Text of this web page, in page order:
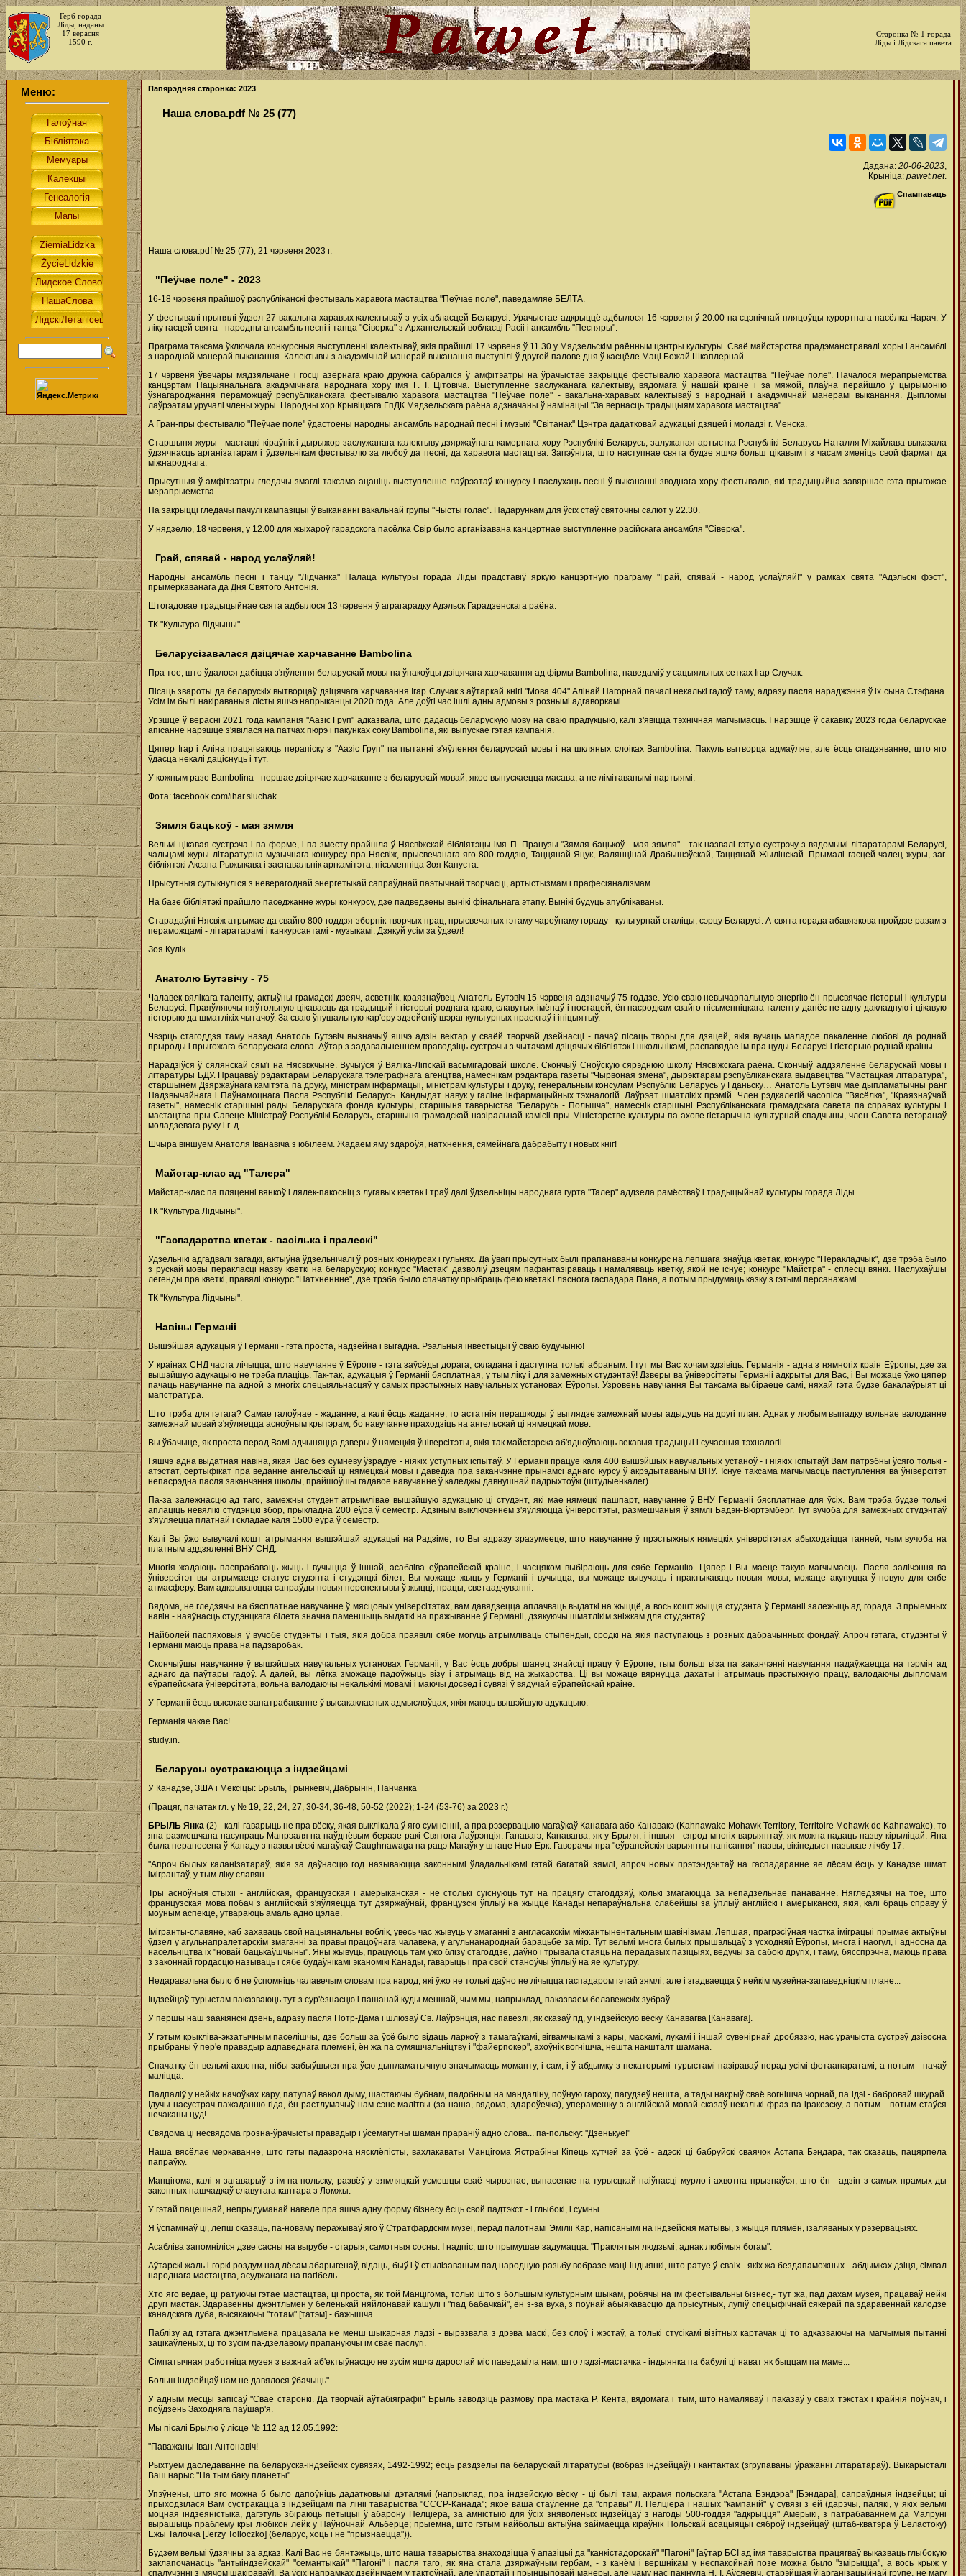
Герб горада
Ліды, наданы
17 верасня
1590 г.
Старонка № 1 горада
Ліды і Лідскага павета
Меню: Папярэдняя старонка: 2023
Наша слова.pdf № 25 (77)
Дадана: 20-06-2023,
Крыніца: pawet.net.
Спампаваць
Наша слова.pdf № 25 (77), 21 чэрвеня 2023 г.
"Пеўчае поле" - 2023
16-18 чэрвеня прайшоў рэспубліканскі фестываль харавога мастацтва "Пеўчае поле", паведамляе БЕЛТА.
У фестывалі прынялі ўдзел 27 вакальна-харавых калектываў з усіх абласцей Беларусі. Урачыстае адкрыццё адбылося 16 чэрвеня ў 20.00 на сцэнічнай пляцоўцы курортнага пасёлка Нарач. У
ліку гасцей свята - народны ансамбль песні і танца "Сіверка" з Архангельскай вобласці Расіі і ансамбль "Песняры".
Праграма таксама ўключала конкурсныя выступленні калектываў, якія прайшлі 17 чэрвеня ў 11.30 у Мядзельскім раённым цэнтры культуры. Сваё майстэрства прадэманстравалі хоры і ансамблі
з народнай манерай выканання. Калектывы з акадэмічнай манерай выканання выступілі ў другой палове дня ў касцёле Маці Божай Шкаплернай.
17 чэрвеня ўвечары мядзяльчане і госці азёрнага краю дружна сабраліся ў амфітэатры на ўрачыстае закрыццё фестывалю харавога мастацтва "Пеўчае поле". Пачалося мерапрыемства
канцэртам Нацыянальнага акадэмічнага народнага хору імя Г. І. Цітовіча. Выступленне заслужанага калектыву, вядомага ў нашай краіне і за мяжой, плаўна перайшло ў цырымонію
ўзнагароджання пераможцаў рэспубліканскага фестывалю харавога мастацтва "Пеўчае поле" - вакальна-харавых калектываў з народнай і акадэмічнай манерамі выканання. Дыпломы
лаўрэатам уручалі члены журы. Народны хор Крывіцкага ГпДК Мядзельскага раёна адзначаны ў намінацыі "За вернасць традыцыям харавога мастацтва".
А Гран-пры фестывалю "Пеўчае поле" ўдастоены народны ансамбль народнай песні і музыкі "Світанак" Цэнтра дадатковай адукацыі дзяцей і моладзі г. Менска.
Старшыня журы - мастацкі кіраўнік і дырыжор заслужанага калектыву дзяржаўнага камернага хору Рэспублікі Беларусь, залужаная артыстка Рэспублікі Беларусь Наталля Міхайлава выказала
ўдзячнасць арганізатарам і ўдзельнікам фестывалю за любоў да песні, да харавога мастацтва. Запэўніла, што наступнае свята будзе яшчэ больш цікавым і з часам зменіць свой фармат да
міжнароднага.
Прысутныя ў амфітэатры гледачы змаглі таксама ацаніць выступленне лаўрэатаў конкурсу і паслухаць песні ў выкананні зводнага хору фестывалю, які традыцыйна завяршае гэта прыгожае
мерапрыемства.
На закрыцці гледачы пачулі кампазіцыі ў выкананні вакальнай групы "Чысты голас". Падарункам для ўсіх стаў святочны салют у 22.30.
У нядзелю, 18 чэрвеня, у 12.00 для жыхароў гарадскога пасёлка Свір было арганізавана канцэртнае выступленне расійскага ансамбля "Сіверка".
Грай, спявай - народ услаўляй!
Народны ансамбль песні і танцу "Лідчанка" Палаца культуры горада Ліды прадставіў яркую канцэртную праграму "Грай, спявай - народ услаўляй!" у рамках свята "Адэльскі фэст",
прымеркаванага да Дня Святого Антонія.
Штогадовае традыцыйнае свята адбылося 13 чэрвеня ў аграгарадку Адэльск Гарадзенскага раёна.
ТК "Культура Лідчыны".
Беларусізавалася дзіцячае харчаванне Bambolina
Пра тое, што ўдалося дабіцца з'яўлення беларускай мовы на ўпакоўцы дзіцячага харчавання ад фірмы Bambolina, паведаміў у сацыяльных сетках Ігар Случак.
Пісаць звароты да беларускіх вытворцаў дзіцячага харчавання Ігар Случак з аўтаркай кнігі "Мова 404" Алінай Нагорнай пачалі некалькі гадоў таму, адразу пасля нараджэння ў іх сына Стэфана.
Усім ім былі накіраваныя лісты яшчэ напрыканцы 2020 года. Але доўгі час ішлі адны адмовы з рознымі адгаворкамі.
Урэшце ў верасні 2021 года кампанія "Аазіс Груп" адказвала, што дадасць беларускую мову на сваю прадукцыю, калі з'явіцца тэхнічная магчымасць. І нарэшце ў сакавіку 2023 года беларускае
апісанне нарэшце з'явілася на патчах пюрэ і пакунках соку Bambolina, які выпускае гэтая кампанія.
Цяпер Ігар і Аліна працягваюць перапіску з "Аазіс Груп" па пытанні з'яўлення беларускай мовы і на шкляных слоіках Bambolina. Пакуль вытворца адмаўляе, але ёсць спадзяванне, што яго
ўдасца некалі даціснуць і тут.
У кожным разе Bambolina - першае дзіцячае харчаванне з беларускай мовай, якое выпускаецца масава, а не лімітаванымі партыямі.
Фота: facebook.com/ihar.sluchak.
Зямля бацькоў - мая зямля
Вельмі цікавая сустрэча і па форме, і па зместу прайшла ў Нясвіжскай бібліятэцы імя П. Пранузы."Зямля бацькоў - мая зямля" - так назвалі гэтую сустрэчу з вядомымі літаратарамі Беларусі,
чальцамі журы літаратурна-музычнага конкурсу пра Нясвіж, прысвечанага яго 800-годдзю, Таццянай Яцук, Валянцінай Драбышэўскай, Таццянай Жылінскай. Прымалі гасцей чалец журы, заг.
бібліятэкі Аксана Рыжыкава і заснавальнік аргкамітэта, пісьменніца Зоя Капуста.
Прысутныя сутыкнуліся з неверагоднай энергетыкай сапраўднай паэтычнай творчасці, артыстызмам і прафесіяналізмам.
На базе бібліятэкі прайшло паседжанне журы конкурсу, дзе падведзены вынікі фінальнага этапу. Вынікі будуць апублікаваны.
Старадаўні Нясвіж атрымае да свайго 800-годдзя зборнік творчых прац, прысвечаных гэтаму чароўнаму гораду - культурнай сталіцы, сэрцу Беларусі. А свята горада абавязкова пройдзе разам з
пераможцамі - літаратарамі і канкурсантамі - музыкамі. Дзякуй усім за ўдзел!
Зоя Кулік.
Анатолю Бутэвічу - 75
Чалавек вялікага таленту, актыўны грамадскі дзеяч, асветнік, краязнаўвец Анатоль Бутэвіч 15 чэрвеня адзначыў 75-годдзе. Усю сваю невычарпальную энергію ён прысвячае гісторыі і культуры
Беларусі. Праяўляючы няўтольную цікавасць да традыцый і гісторыі роднага краю, славутых імёнаў і постацей, ён пасродкам свайго пісьменніцкага таленту данёс не адну дакладную і цікавую
гісторыю да шматлікіх чытачоў. За сваю ўнушальную кар'еру здзейсніў шэраг культурных праектаў і ініцыятыў.
Чвэрць стагоддзя таму назад Анатоль Бутэвіч вызначыў яшчэ адзін вектар у сваёй творчай дзейнасці - пачаў пісаць творы для дзяцей, якія вучаць маладое пакаленне любові да роднай
прыроды і прыгожага беларускага слова. Аўтар з задавальненнем праводзіць сустрэчы з чытачамі дзіцячых бібліятэк і школьнікамі, распавядае ім пра цуды Беларусі і гісторыю роднай краіны.
Нарадзіўся ў сялянскай сям'і на Нясвіжчыне. Вучыўся ў Вяліка-Ліпскай васьмігадовай школе. Скончыў Сноўскую сярэднюю школу Нясвіжскага раёна. Скончыў аддзяленне беларускай мовы і
літаратуры БДУ. Працаваў рэдактарам Беларускага тэлеграфнага агенцтва, намеснікам рэдактара газеты "Чырвоная змена", дырэктарам рэспубліканскага выдавецтва "Мастацкая літаратура",
старшынём Дзяржаўнага камітэта па друку, міністрам інфармацыі, міністрам культуры і друку, генеральным консулам Рэспублікі Беларусь у Гданьску… Анатоль Бутэвіч мае дыпламатычны ранг
Надзвычайнага і Паўнамоцнага Пасла Рэспублікі Беларусь. Кандыдат навук у галіне інфармацыйных тэхналогій. Лаўрэат шматлікіх прэмій. Член рэдкалегій часопіса "Вясёлка", "Краязнаўчай
газеты", намеснік старшыні рады Беларускага фонда культуры, старшыня таварыства "Беларусь - Польшча", намеснік старшыні Рэспубліканскага грамадскага савета па справах культуры і
мастацтва пры Савеце Міністраў Рэспублікі Беларусь, старшыня грамадскай назіральнай камісіі пры Міністэрстве культуры па ахове гістарычна-культурнай спадчыны, член Савета ветэранаў
моладзевага руху і г. д.
Шчыра віншуем Анатоля Іванавіча з юбілеем. Жадаем яму здароўя, натхнення, сямейнага дабрабыту і новых кніг!
Майстар-клас ад "Талера"
Майстар-клас па пляценні вянкоў і лялек-пакосніц з лугавых кветак і траў далі ўдзельніцы народнага гурта "Талер" аддзела рамёстваў і традыцыйнай культуры горада Ліды.
ТК "Культура Лідчыны".
"Гаспадарства кветак - васілька і пралескі"
Удзельнікі адгадвалі загадкі, актыўна ўдзельнічалі ў розных конкурсах і гульнях. Да ўвагі прысутных былі прапанаваны конкурс на лепшага знаўца кветак, конкурс "Перакладчык", дзе трэба было
з рускай мовы перакласці назву кветкі на беларускую; конкурс "Мастак" дазволіў дзецям пафантазіраваць і намаляваць кветку, якой не існуе; конкурс "Майстра" - сплесці вянкі. Паслухаўшы
легенды пра кветкі, правялі конкурс "Натхненнне", дзе трэба было спачатку прыбраць фею кветак і ляснога гаспадара Пана, а потым прыдумаць казку з гэтымі персанажамі.
ТК "Культура Лідчыны".
Навіны Германіі
Вышэйшая адукацыя ў Германіі - гэта проста, надзейна і выгадна. Рэальныя інвестыцыі ў сваю будучыню!
У краінах СНД часта лічыцца, што навучанне ў Еўропе - гэта заўсёды дорага, складана і даступна толькі абраным. І тут мы Вас хочам здзівіць. Германія - адна з нямногіх краін Еўропы, дзе за
вышэйшую адукацыю не трэба плаціць. Так-так, адукацыя ў Германіі бясплатная, у тым ліку і для замежных студэнтаў! Дзверы ва ўніверсітэты Германіі адкрыты для Вас, і Вы можаце ўжо цяпер
пачаць навучанне па адной з многіх спецыяльнасцяў у самых прэстыжных навучальных установах Еўропы. Узровень навучання Вы таксама выбіраеце самі, няхай гэта будзе бакалаўрыят ці
магістратура.
Што трэба для гэтага? Самае галоўнае - жаданне, а калі ёсць жаданне, то астатнія перашкоды ў выглядзе замежнай мовы адыдуць на другі план. Аднак у любым выпадку вольнае валоданне
замежнай мовай з'яўляецца асноўным крытэрам, бо навучанне праходзіць на ангельскай ці нямецкай мове.
Вы ўбачыце, як проста перад Вамі адчыняцца дзверы ў нямецкія ўніверсітэты, якія так майстэрска аб'ядноўваюць векавыя традыцыі і сучасныя тэхналогіі.
І яшчэ адна выдатная навіна, якая Вас без сумневу ўзрадуе - ніякіх уступных іспытаў. У Германіі працуе каля 400 вышэйшых навучальных устаноў - і ніякіх іспытаў! Вам патрэбны ўсяго толькі -
атэстат, сертыфікат пра веданне ангельскай ці нямецкай мовы і даведка пра заканчэнне прынамсі аднаго курсу ў акрэдытаваным ВНУ. Існуе таксама магчымасць паступлення ва ўніверсітэт
непасрэдна пасля заканчэння школы, прайшоўшы гадавое навучанне ў каледжы давнушнай падрыхтоўкі (штудыенкалег).
Па-за залежнасцю ад таго, замежны студэнт атрымлівае вышэйшую адукацыю ці студэнт, які мае нямецкі пашпарт, навучанне ў ВНУ Германіі бясплатнае для ўсіх. Вам трэба будзе толькі
аплаціць невялікі студэнцкі збор, прыкладна 200 еўра ў семестр. Адзіным выключэннем з'яўляюцца ўніверсітэты, размешчаныя ў зямлі Бадэн-Вюртэмберг. Тут вучоба для замежных студэнтаў
з'яўляецца платнай і складае каля 1500 еўра ў семестр.
Калі Вы ўжо вывучалі кошт атрымання вышэйшай адукацыі на Радзіме, то Вы адразу зразумееце, што навучанне ў прэстыжных нямецкіх універсітэтах абыходзіцца танней, чым вучоба на
платным аддзяленні ВНУ СНД.
Многія жадаюць паспрабаваць жыць і вучыцца ў іншай, асабліва еўрапейскай краіне, і часцяком выбіраюць для сябе Германію. Цяпер і Вы маеце такую магчымасць. Пасля залічэння ва
ўніверсітэт вы атрымаеце статус студэнта і студэнцкі білет. Вы можаце жыць у Германіі і вучыцца, вы можаце вывучаць і практыкаваць новыя мовы, можаце акунуцца ў новую для сябе
атмасферу. Вам адкрываюцца сапраўды новыя перспектывы ў жыцці, працы, светаадчуванні.
Вядома, не гледзячы на бясплатнае навучанне ў мясцовых універсітэтах, вам давядзецца аплачваць выдаткі на жыццё, а вось кошт жыцця студэнта ў Германіі залежыць ад горада. З прыемных
навін - наяўнасць студэнцкага білета значна паменшыць выдаткі на пражыванне ў Германіі, дзякуючы шматлікім зніжкам для студэнтаў.
Найболей паспяховыя ў вучобе студэнты і тыя, якія добра праявілі сябе могуць атрымліваць стыпендыі, сродкі на якія паступаюць з розных дабрачынных фондаў. Апроч гэтага, студэнты ў
Германіі маюць права на падзаробак.
Скончыўшы навучанне ў вышэйшых навучальных установах Германіі, у Вас ёсць добры шанец знайсці працу ў Еўропе, тым больш віза па заканчэнні навучання падаўжаецца на тэрмін ад
аднаго да паўтары гадоў. А далей, вы лёгка зможаце падоўжыць візу і атрымаць від на жыхарства. Ці вы можаце вярнуцца дахаты і атрымаць прэстыжную працу, валодаючы дыпломам
еўрапейскага ўніверсітэта, вольна валодаючы некалькімі мовамі і маючы досвед і сувязі ў вядучай еўрапейскай краіне.
У Германіі ёсць высокае запатрабаванне ў высакакласных адмыслоўцах, якія маюць вышэйшую адукацыю.
Германія чакае Вас!
study.in.
Беларусы сустракаюцца з індзейцамі
У Канадзе, ЗША і Мексіцы: Брыль, Грынкевіч, Дабрынін, Панчанка
(Працяг, пачатак гл. у № 19, 22, 24, 27, 30-34, 36-48, 50-52 (2022); 1-24 (53-76) за 2023 г.)
БРЫЛЬ Янка (2) - калі гаварыць не пра вёску, якая выклікала ў яго сумненні, а пра рэзервацыю магаўкаў Канавага або Канавакэ (Kahnawake Mohawk Territory, Territoire Mohawk de Kahnawake), то
яна размешчана насупраць Манрэаля на паўднёвым беразе ракі Святога Лаўрэнція. Ганавагэ, Канавагва, як у Брыля, і іншыя - сярод многіх варыянтаў, як можна падаць назву кірыліцай. Яна
была перанесена ў Канаду з назвы вёскі магаўкаў Caughnawaga на рацэ Магаўк у штаце Нью-Ёрк. Гаворачы пра "еўрапейскія варыянты напісання" назвы, вікіпедыст называе лічбу 17.
"Апроч былых каланізатараў, якія за даўнасцю год называюцца законнымі ўладальнікамі гэтай багатай зямлі, апроч новых прэтэндэнтаў на гаспадаранне яе лёсам ёсць у Канадзе шмат
імігрантаў, у тым ліку славян.
Тры асноўныя стыхіі - англійская, французская і амерыканская - не столькі суіснуюць тут на працягу стагоддзяў, колькі змагаюцца за непадзельнае панаванне. Нягледзячы на тое, што
французская мова побач з англійскай з'яўляецца тут дзяржаўнай, французскі ўплыў на жыццё Канады непараўнальна слабейшы за ўплыў англійскі і амерыканскі, якія, калі браць справу ў
моўным аспекце, утвараюць амаль адно цэлае.
Імігранты-славяне, каб захаваць свой нацыянальны воблік, увесь час жывуць у змаганні з англасакскім міжкантынентальным шавінізмам. Лепшая, прагрэсіўная частка іміграцыі прымае актыўны
ўдзел у агульнапралетарскім змаганні за правы працоўнага чалавека, у агульнанароднай барацьбе за мір. Тут вельмі многа былых прышэльцаў з усходняй Еўропы, многа і наогул, і адносна да
насельніцтва іх "новай бацькаўшчыны". Яны жывуць, працуюць там ужо блізу стагоддзе, даўно і трывала стаяць на перадавых пазіцыях, ведучы за сабою другіх, і таму, бясспрэчна, маюць права
з законнай гордасцю называць і сябе будаўнікамі эканомікі Канады, гаварыць і пра свой станоўчы ўплыў на яе культуру.
Недаравальна было б не ўспомніць чалавечым словам пра народ, які ўжо не толькі даўно не лічыцца гаспадаром гэтай зямлі, але і згадваецца ў нейкім музейна-запаведніцкім плане...
Індзейцаў турыстам паказваюць тут з сур'ёзнасцю і пашанай куды меншай, чым мы, напрыклад, паказваем белавежскіх зубраў.
У першы наш заакіянскі дзень, адразу пасля Нотр-Дама і шлюзаў Св. Лаўрэнція, нас павезлі, як сказаў гід, у індзейскую вёску Канавагва [Канавага].
У гэтым крыкліва-экзатычным паселішчы, дзе больш за ўсё было відаць ларкоў з тамагаўкамі, вігвамчыкамі з кары, маскамі, лукамі і іншай сувенірнай дробяззю, нас урачыста сустрэў дзівосна
прыбраны ў пер'е правадыр адпаведнага племені, ён жа па сумяшчальніцтву і "файерпокер", ахоўнік вогнішча, нешта накшталт шамана.
Спачатку ён вельмі ахвотна, нібы забыўшыся пра ўсю дыпламатычную значымасць моманту, і сам, і ў абдымку з некаторымі турыстамі пазіраваў перад усімі фотаапаратамі, а потым - пачаў
маліцца.
Падпаліў у нейкіх начоўках кару, патупаў вакол дыму, шастаючы бубнам, падобным на мандаліну, поўную гароху, пагудзеў нешта, а тады накрыў сваё вогнішча чорнай, па ідэі - бабровай шкурай.
Ідучы насустрач пажаданню гіда, ён растлумачыў нам сэнс малітвы (за наша, вядома, здароўечка), уперамешку з англійскай мовай сказаў некалькі фраз па-іракезску, а потым... потым стаўся
нечаканы цуд!..
Свядома ці несвядома грозна-ўрачысты правадыр і ўсемагутны шаман прараніў адно слова... па-польску: "Дзенькуе!"
Наша вясёлае меркаванне, што гэты падазрона нясклёпісты, вахлакаваты Манцігома Ястрабіны Кіпець хутчэй за ўсё - адэскі ці бабруйскі сваячок Астапа Бэндара, так сказаць, пацярпела
папраўку.
Манцігома, калі я загаварыў з ім па-польску, развёў у зямляцкай усмешцы сваё чырвонае, выпасенае на турысцкай наіўнасці мурло і ахвотна прызнаўся, што ён - адзін з самых прамых ды
законных нашчадкаў славутага кантара з Ломжы.
У гэтай пацешнай, непрыдуманай навеле пра яшчэ адну форму бізнесу ёсць свой падтэкст - і глыбокі, і сумны.
Я ўспамінаў ці, лепш сказаць, па-новаму перажываў яго ў Стратфардскім музеі, перад палотнамі Эміліі Кар, напісанымі на індзейскія матывы, з жыцця плямён, ізаляваных у рэзервацыях.
Асабліва запомніліся дзве сасны на вырубе - старыя, самотныя сосны. І надпіс, што прымушае задумацца: "Праклятыя людзьмі, аднак любімыя богам".
Аўтарскі жаль і горкі роздум над лёсам абарыгенаў, відаць, быў і ў стылізаваным пад народную разьбу вобразе маці-індыянкі, што ратуе ў сваіх - якіх жа бездапаможных - абдымках дзіця, сімвал
народнага мастацтва, асуджанага на пагібель...
Хто яго ведае, ці ратуючы гэтае мастацтва, ці проста, як той Манцігома, толькі што з большым культурным шыкам, робячы на ім фестывальны бізнес,- тут жа, пад дахам музея, працаваў нейкі
другі мастак. Здаравенны джэнтльмен у беленькай няйлонавай кашулі і "пад бабачкай", ён з-за вуха, з поўнай абыякавасцю да прысутных, лупіў спецыфічнай сякерай па здаравеннай калодзе
канадскага дуба, высякаючы "тотам" [татэм] - бажышча.
Паблізу ад гэтага джэнтльмена працавала не менш шыкарная лэдзі - вырэзвала з дрэва маскі, без слоў і жэстаў, а толькі стусікамі візітных картачак ці то адказваючы на магчымыя пытанні
зацікаўленых, ці то зусім па-дзелавому прапануючы ім свае паслугі.
Сімпатычная работніца музея з важнай аб'ектыўнасцю не зусім яшчэ дарослай міс паведаміла нам, што лэдзі-мастачка - індыянка па бабулі ці нават як быццам па маме...
Больш індзейцаў нам не давялося ўбачыць".
У адным месцы запісаў "Свае старонкі. Да творчай аўтабіяграфіі" Брыль заводзіць размову пра мастака Р. Кента, вядомага і тым, што намаляваў і паказаў у сваіх тэкстах і крайнія поўнач, і
поўдзень Заходняга паўшар'я.
Мы пісалі Брылю ў лісце № 112 ад 12.05.1992:
"Паважаны Іван Антонавіч!
Рыхтуем даследаванне па беларуска-індзейскіх сувязях, 1492-1992; ёсць раздзелы па беларускай літаратуры (вобраз індзейцаў) і кантактах (згрупаваны ўражанні літаратараў). Выкарысталі
Ваш нарыс "На тым баку планеты".
Упэўнены, што яго можна б было дапоўніць дадатковымі дэталямі (напрыклад, пра індзейскую вёску - ці былі там, акрамя польскага "Астапа Бэндэра" [Бэндара], сапраўдныя індзейцы; ці
прыходзілася Вам сустракацца з індзейцамі па лініі таварыства "СССР-Канада"; якое ваша стаўленне да "справы" Л. Пелціера і нашых "кампаній" у сувязі з ёй (дарэчы, палякі, у якіх вельмі
моцная індзеяністыка, дагэтуль збіраюць петыцыі ў абарону Пелціера, за амністыю для ўсіх зняволеных індзейцаў з нагоды 500-годдзя "адкрыцця" Амерыкі, з патрабаваннем да Малруні
вырашыць праблему кры любікон лейк у Паўночнай Альберце; прыемна, што гэтым найбольш актыўна займаецца кіраўнік Польскай асацыяцыі сяброў індзейцаў (штаб-кватэра ў Беластоку)
Ежы Талочка [Jerzy Tolloczko] (беларус, хоць і не "прызнаецца")).
Будзем вельмі ўдзячны за адказ. Калі Вас не бянтэжыць, што наша таварыства знаходзіцца ў апазіцыі да "канкістадорскай" "Пагоні" [аўтар БСІ ад імя таварыства працягваў выказваць глыбокую
заклапочанасць "антыіндзейскай" "семантыкай" "Пагоні" і пасля таго, як яна стала дзяржаўным гербам, - з канём і вершнікам у неспакойнай позе можна было "змірыцца", а вось крыж у
спалучэнні з мячом шакіраваў]. Ва ўсіх напрамках дзейнічаем у тактоўнай, але ўпартай і прынцыповай манеры, але чаму нас пакінула Н. І. Аўсяевіч, старэйшая ў арганізацыйнай групе, не магу